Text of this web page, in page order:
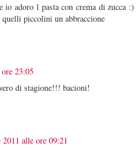
io adoro l pasta con crema di zucca :)
piccolini un abbraccione
23:05
di stagione!!! bacioni!
2011 alle ore 09:21